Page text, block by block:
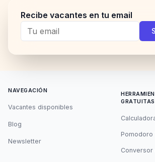
Recibe vacantes en tu email
NAVEGACIÓN
Vacantes disponibles
Blog
Newsletter
GRATUITAS
Pomodoro
Conversor